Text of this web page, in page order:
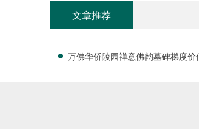
文章推荐
万佛华侨陵园禅意佛韵墓碑梯度价